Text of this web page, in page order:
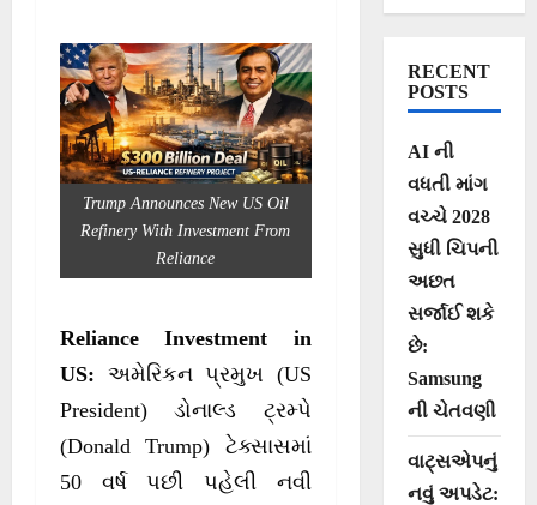
ટેક્સાસમાં ખુલશે
નવી ઓઈલ
રિફાઈનરી
Trump Announces New US Oil
Refinery With Investment From
Reliance
Reliance Investment in
US: અમેરિકન પ્રમુખ (US
President) ડોનાલ્ડ ટ્રમ્પે
(Donald Trump) ટેક્સાસમાં
50 વર્ષ પછી પહેલી નવી
RECENT
POSTS
AI ની
વધતી માંગ
વચ્ચે 2028
સુધી ચિપની
અછત
સર્જાઈ શકે
છે:
Samsung
ની ચેતવણી
વાટ્સએપનું
નવું અપડેટ: